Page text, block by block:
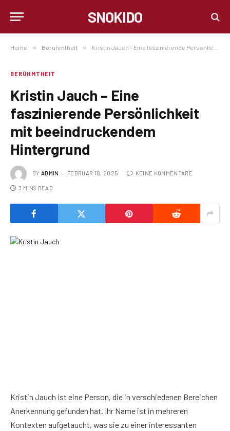
SNOKIDO
Home » Berühmtheit » Kristin Jauch – Eine faszinierende Persönlichkeit mit beeindruckendem Hintergrund
BERÜHMTHEIT
Kristin Jauch – Eine
faszinierende Persönlichkeit
mit beeindruckendem
Hintergrund
BY ADMIN FEBRUAR 18, 2025 KEINE KOMMENTARE
3 MINS READ
Kristin Jauch ist eine Person, die in verschiedenen Bereichen
Anerkennung gefunden hat. Ihr Name ist in mehreren
Kontexten aufgetaucht, was sie zu einer interessanten